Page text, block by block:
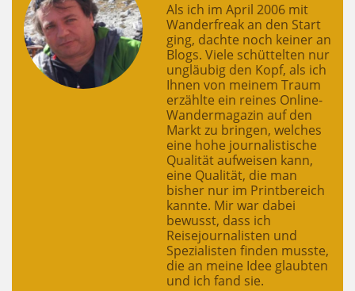
Als ich im April 2006 mit
Wanderfreak an den Start
ging, dachte noch keiner an
Blogs. Viele schüttelten nur
ungläubig den Kopf, als ich
Ihnen von meinem Traum
erzählte ein reines Online-
Wandermagazin auf den
Markt zu bringen, welches
eine hohe journalistische
Qualität aufweisen kann,
eine Qualität, die man
bisher nur im Printbereich
kannte. Mir war dabei
bewusst, dass ich
Reisejournalisten und
Spezialisten finden musste,
die an meine Idee glaubten
und ich fand sie.